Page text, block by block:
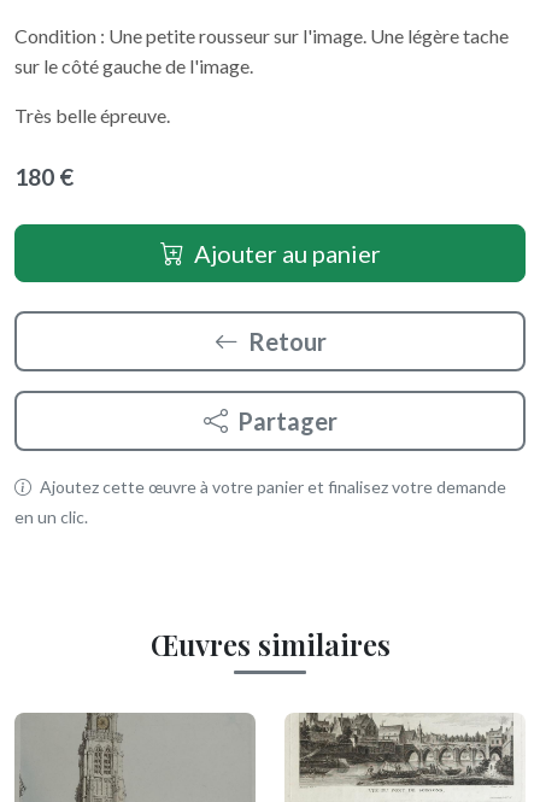
Condition : Une petite rousseur sur l'image. Une légère tache
sur le côté gauche de l'image.
Très belle épreuve.
180 €
Ajouter au panier
Retour
Partager
Ajoutez cette œuvre à votre panier et finalisez votre demande
en un clic.
Œuvres similaires